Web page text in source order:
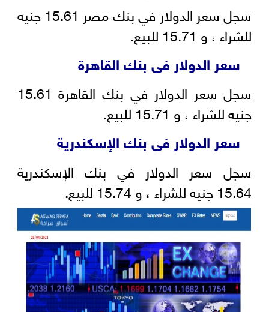
سجل سعر الدولار في بنك مصر 15.61 جنيه
للشراء ، و 15.71 للبيع.
سعر الدولار فى بنك القاهرة
سجل سعر الدولار في بنك القاهرة 15.61
جنيه للشراء ، و 15.71 للبيع.
سعر الدولار فى بنك الإسكندرية
سجل سعر الدولار في بنك الإسكندرية
15.64 جنيه للشراء ، و 15.74 للبيع.